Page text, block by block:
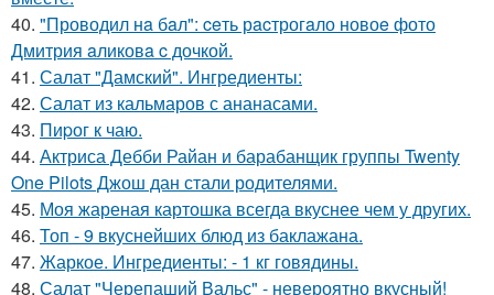
40. "Проводил нa бaл": ceть рacтрогaло новоe фото
Дмитрия aликовa c дочкой.
41. Салат "Дамский". Ингредиенты:
42. Салат из кальмаров с ананасами.
43. Пиpог к чаю.
44. Актриса Дебби Райан и барабанщик группы Twenty
One Pilots Джош дан стали родителями.
45. Моя жареная картошка всегда вкуснее чем у других.
46. Топ - 9 вкуснейших блюд из баклажана.
47. Жаркое. Ингредиенты: - 1 кг говядины.
48. Салат "Черепаший Вальс" - невероятно вкусный!